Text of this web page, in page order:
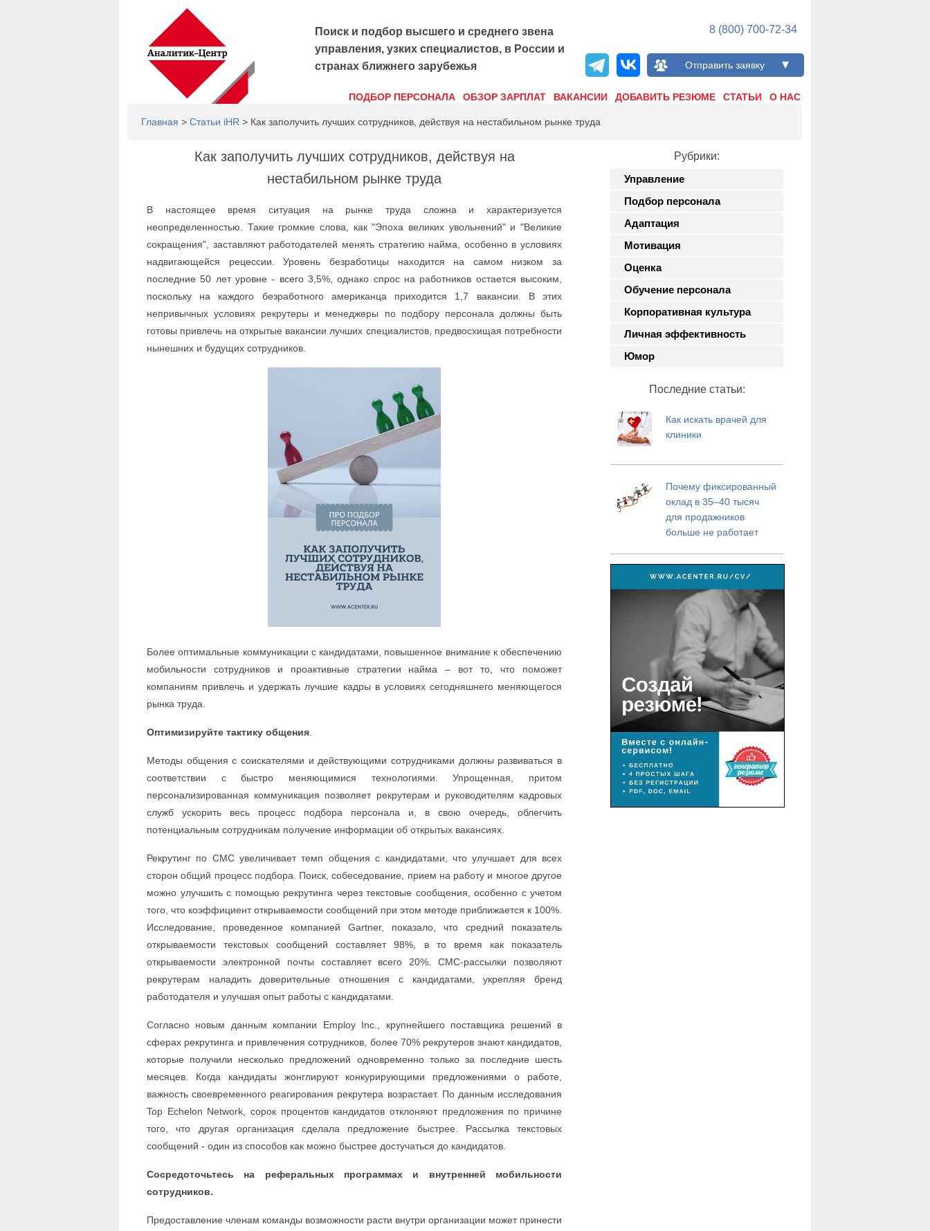
8 (800) 700-72-34
Отправить заявку
Поиск и подбор высшего и среднего звена
управления, узких специалистов, в России и
странах ближнего зарубежья
ПОДБОР ПЕРСОНАЛА ОБЗОР ЗАРПЛАТ ВАКАНСИИ ДОБАВИТЬ РЕЗЮМЕ СТАТЬИ О НАС
Главная > Статьи iHR > Как заполучить лучших сотрудников, действуя на нестабильном рынке труда
Рубрики:
Управление
Подбор персонала
Адаптация
Мотивация
Оценка
Обучение персонала
Корпоративная культура
Личная эффективность
Юмор
Последние статьи:
Как искать врачей для
клиники
Почему фиксированный
оклад в 35–40 тысяч
для продажников
больше не работает
Как заполучить лучших сотрудников, действуя на
нестабильном рынке труда
В настоящее время ситуация на рынке труда сложна и характеризуется
неопределенностью. Такие громкие слова, как "Эпоха великих увольнений" и "Великие
сокращения", заставляют работодателей менять стратегию найма, особенно в условиях
надвигающейся рецессии. Уровень безработицы находится на самом низком за
последние 50 лет уровне - всего 3,5%, однако спрос на работников остается высоким,
поскольку на каждого безработного американца приходится 1,7 вакансии. В этих
непривычных условиях рекрутеры и менеджеры по подбору персонала должны быть
готовы привлечь на открытые вакансии лучших специалистов, предвосхищая потребности
нынешних и будущих сотрудников.
Более оптимальные коммуникации с кандидатами, повышенное внимание к обеспечению
мобильности сотрудников и проактивные стратегии найма – вот то, что поможет
компаниям привлечь и удержать лучшие кадры в условиях сегодняшнего меняющегося
рынка труда.
Оптимизируйте тактику общения
Методы общения с соискателями и действующими сотрудниками должны развиваться в
соответствии с быстро меняющимися технологиями. Упрощенная, притом
персонализированная коммуникация позволяет рекрутерам и руководителям кадровых
служб ускорить весь процесс подбора персонала и, в свою очередь, облегчить
потенциальным сотрудникам получение информации об открытых вакансиях.
Рекрутинг по СМС увеличивает темп общения с кандидатами, что улучшает для всех
сторон общий процесс подбора. Поиск, собеседование, прием на работу и многое другое
можно улучшить с помощью рекрутинга через текстовые сообщения, особенно с учетом
того, что коэффициент открываемости сообщений при этом методе приближается к 100%.
Исследование, проведенное компанией Gartner, показало, что средний показатель
открываемости текстовых сообщений составляет 98%, в то время как показатель
открываемости электронной почты составляет всего 20%. СМС-рассылки позволяют
рекрутерам наладить доверительные отношения с кандидатами, укрепляя бренд
работодателя и улучшая опыт работы с кандидатами.
Согласно новым данным компании Employ Inc., крупнейшего поставщика решений в
сферах рекрутинга и привлечения сотрудников, более 70% рекрутеров знают кандидатов,
которые получили несколько предложений одновременно только за последние шесть
месяцев. Когда кандидаты жонглируют конкурирующими предложениями о работе,
важность своевременного реагирования рекрутера возрастает. По данным исследования
Top Echelon Network, сорок процентов кандидатов отклоняют предложения по причине
того, что другая организация сделала предложение быстрее. Рассылка текстовых
сообщений - один из способов как можно быстрее достучаться до кандидатов.
Сосредоточьтесь на реферальных программах и внутренней мобильности
сотрудников.
Предоставление членам команды возможности расти внутри организации может принести